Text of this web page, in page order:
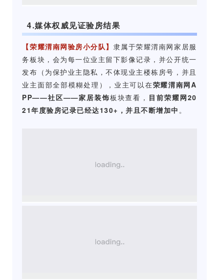
4.媒体权威见证验房结果
【荣耀渭南网验房小分队】 隶属于荣耀渭南网家居服
务板块，会为每一位业主留下影像记录，并公开统一
发布（为保护业主隐私，不体现业主楼栋房号，并且
业主面部全部模糊处理），业主可以在荣耀渭南网A
PP——社区——家居装饰板块查看， 目前荣耀网20
21年度验房记录已经达130+，并且不断增加中 。